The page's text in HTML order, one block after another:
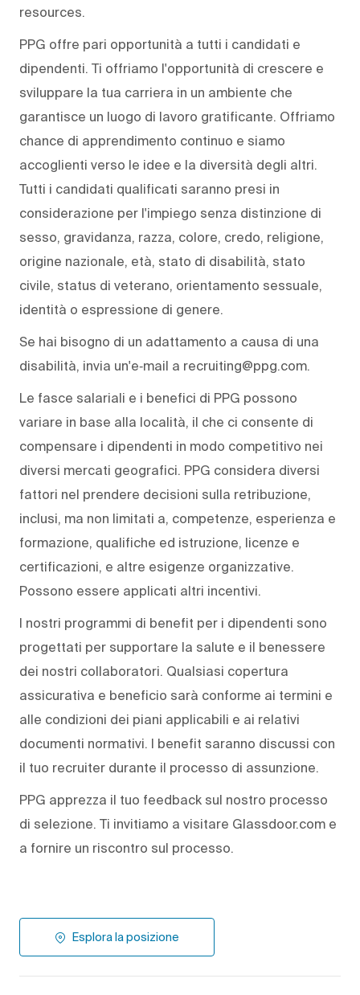
resources.
PPG offre pari opportunità a tutti i candidati e
dipendenti. Ti offriamo l'opportunità di crescere e
sviluppare la tua carriera in un ambiente che
garantisce un luogo di lavoro gratificante. Offriamo
chance di apprendimento continuo e siamo
accoglienti verso le idee e la diversità degli altri.
Tutti i candidati qualificati saranno presi in
considerazione per l'impiego senza distinzione di
sesso, gravidanza, razza, colore, credo, religione,
origine nazionale, età, stato di disabilità, stato
civile, status di veterano, orientamento sessuale,
identità o espressione di genere.
Se hai bisogno di un adattamento a causa di una
disabilità, invia un'e‑mail a recruiting@ppg.com.
Le fasce salariali e i benefici di PPG possono
variare in base alla località, il che ci consente di
compensare i dipendenti in modo competitivo nei
diversi mercati geografici. PPG considera diversi
fattori nel prendere decisioni sulla retribuzione,
inclusi, ma non limitati a, competenze, esperienza e
formazione, qualifiche ed istruzione, licenze e
certificazioni, e altre esigenze organizzative.
Possono essere applicati altri incentivi.
I nostri programmi di benefit per i dipendenti sono
progettati per supportare la salute e il benessere
dei nostri collaboratori. Qualsiasi copertura
assicurativa e beneficio sarà conforme ai termini e
alle condizioni dei piani applicabili e ai relativi
documenti normativi. I benefit saranno discussi con
il tuo recruiter durante il processo di assunzione.
PPG apprezza il tuo feedback sul nostro processo
di selezione. Ti invitiamo a visitare Glassdoor.com e
a fornire un riscontro sul processo.
Esplora la posizione